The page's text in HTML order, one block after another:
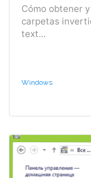
Cómo obtener
carpetas
text...
Windows